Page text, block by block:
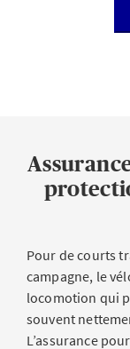
Pour de courts
campagne, le
locomotion qui
souvent
L’assurance